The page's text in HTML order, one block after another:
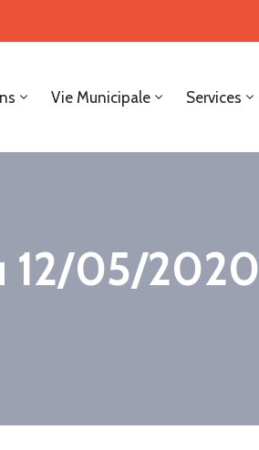
Vie Municipale Services
12/05/2020